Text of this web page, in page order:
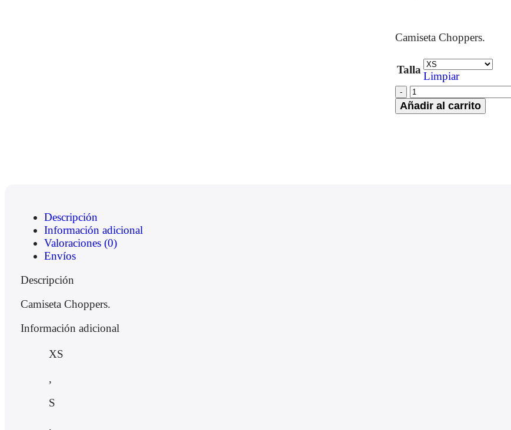
Camiseta Choppers.
Talla
Limpiar
Añadir al carrito
Descripción
Información adicional
Valoraciones (0)
Envíos
Descripción
Camiseta Choppers.
Información adicional
XS
,
S
,